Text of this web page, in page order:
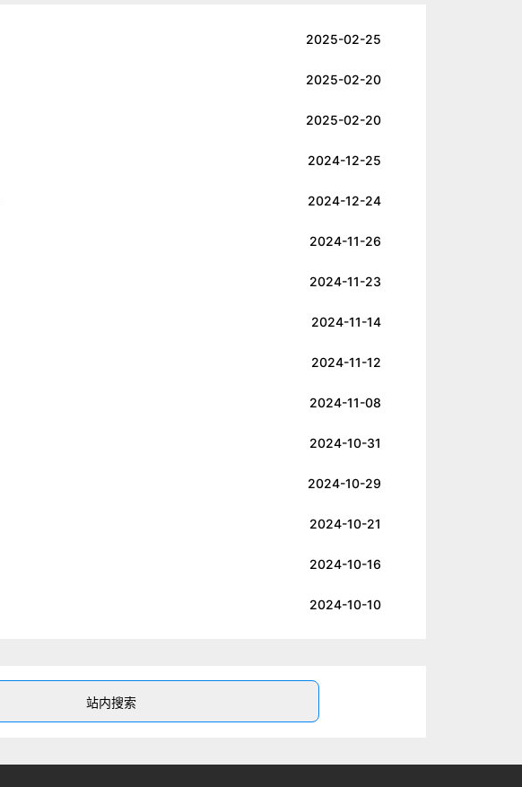
2025-02-25
2025-02-20
2025-02-20
2024-12-25
2024-12-24
2024-11-26
2024-11-23
2024-11-14
2024-11-12
2024-11-08
2024-10-31
2024-10-29
2024-10-21
2024-10-16
2024-10-10